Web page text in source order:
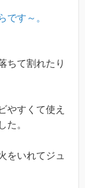
です～。
ちて割れたり
やすくて使え
た。
をいれてジュ